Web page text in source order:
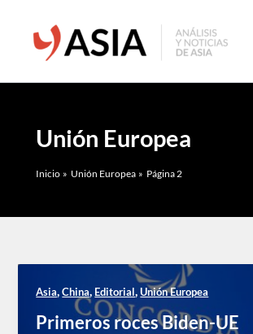
contenido
Unión Europea
Inicio Unión Europea Página 2
Asia,China, Editorial,Unión Europea
Primeros roces Biden-UE